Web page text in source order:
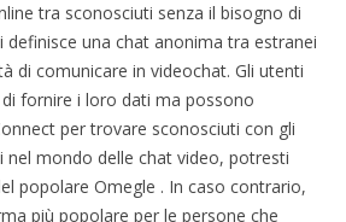
tra sconosciuti senza il bisogno di
definisce una chat anonima tra estranei
di comunicare in videochat. Gli utenti
fornire i loro dati ma possono
per trovare sconosciuti con gli
nel mondo delle chat video, potresti
popolare Omegle . In caso contrario,
più popolare per le persone che